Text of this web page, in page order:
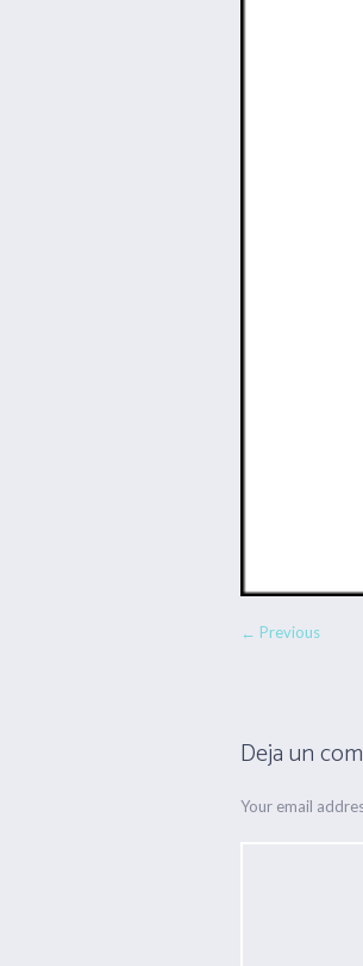
← Previous
Deja un
Your email